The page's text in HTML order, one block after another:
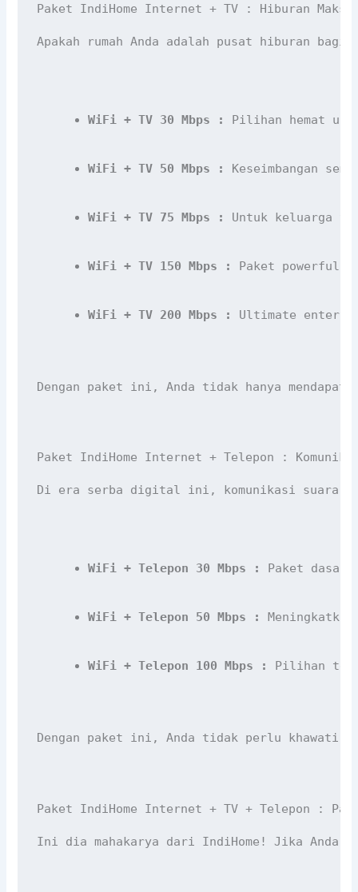
Paket IndiHome Internet + TV : Hiburan
Apakah rumah Anda adalah pusat hiburan
WiFi + TV 30 Mbps : Pilihan hemat
WiFi + TV 50 Mbps : Keseimbangan
WiFi + TV 75 Mbps : Untuk keluarga
WiFi + TV 150 Mbps : Paket powerful
WiFi + TV 200 Mbps : Ultimate
Dengan paket ini, Anda tidak hanya
Paket IndiHome Internet + Telepon :
Di era serba digital ini, komunikasi suara
WiFi + Telepon 30 Mbps : Paket dasar
WiFi + Telepon 50 Mbps :
WiFi + Telepon 100 Mbps : Pilihan
Dengan paket ini, Anda tidak perlu khawatir
Paket IndiHome Internet + TV + Telepon :
Ini dia mahakarya dari IndiHome! Jika Anda